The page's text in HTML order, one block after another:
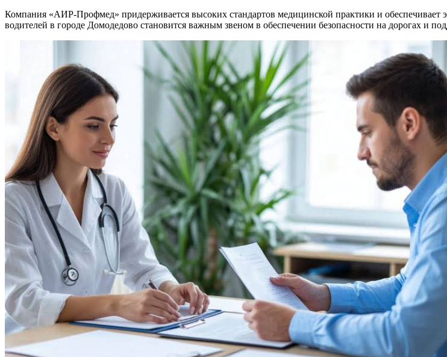
Компания «АИР-Профмед» придерживается высоких стандартов медицинской практики и
водителей в городе Домодедово становится важным звеном в обеспечении безопасности на дорогах и